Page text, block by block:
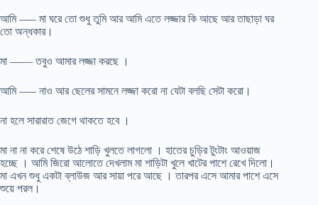
আমি —– মা ঘরে তো শুধু তুমি আর আমি এতে লজ্জার কি আছে আর তাছাড়া ঘর
তো অন্ধকার।
মা —— তবুও আমার লজ্জা করছে ।
আমি —– নাও আর ছেলের সামনে লজ্জা করো না যেটা বলছি সেটা করো।
না হলে সারারাত জেগে থাকতে হবে ।
মা না না করে শেষে উঠে শাড়ি খুলতে লাগলো । হাতের চুড়ির টুংটাং আওয়াজ
হচ্ছে । আমি জিরো আলোতে দেখলাম মা শাড়িটা খুলে খাটের পাশে রেখে দিলো।
মা এখন শুধু একটা ব্লাউজ আর সায়া পরে আছে । তারপর এসে আমার পাশে এসে
শুয়ে পরল।